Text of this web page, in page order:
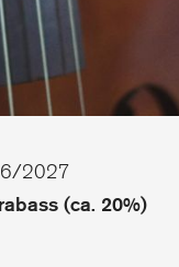
2027
(ca. 20%)